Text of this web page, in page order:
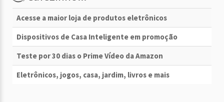
Acesse a maior loja de produtos eletrônicos
Dispositivos de Casa Inteligente em promoção
Teste por 30 dias o Prime Vídeo da Amazon
Eletrônicos, jogos, casa, jardim, livros e mais